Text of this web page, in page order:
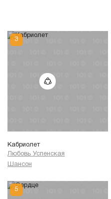
Кабриолет
Любовь Успенская
Шансон